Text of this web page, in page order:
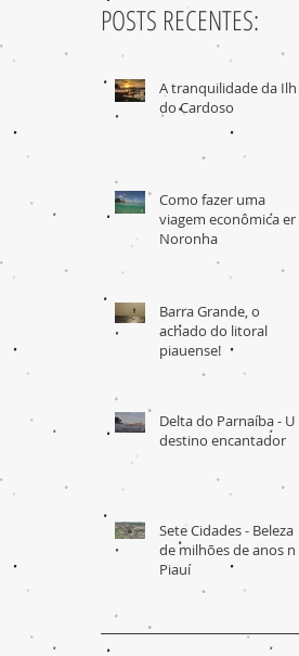
POSTS RECENTES:
A tranquilidade da Ilha
do Cardoso
Como fazer uma
viagem econômica em
Noronha
Barra Grande, o
achado do litoral
piauense!
Delta do Parnaíba - Um
destino encantador
Sete Cidades - Beleza
de milhões de anos no
Piauí